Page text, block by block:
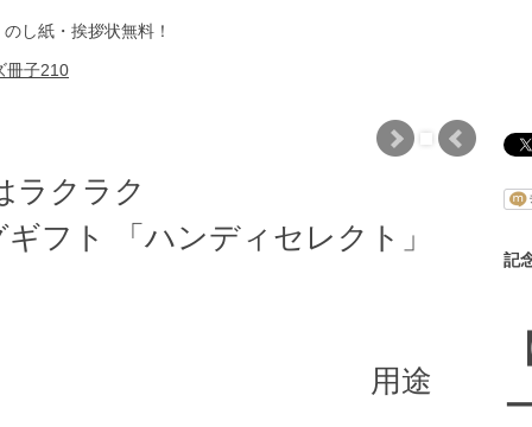
し紙・挨拶状無料！
冊子210
ラクラク
フト 「ハンディセレクト」
用途
記